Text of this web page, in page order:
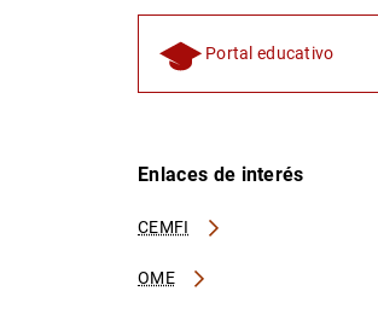
Portal educativo
Enlaces de interés
CEMFI
OME